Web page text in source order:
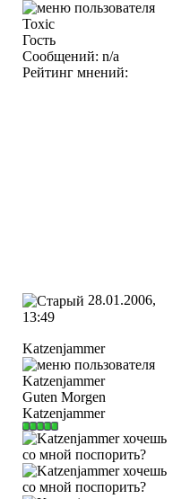
Гость
Сообщений: n/a
Рейтинг мнений:
28.01.2006,
13:49
Katzenjammer
Guten Morgen
Katzenjammer